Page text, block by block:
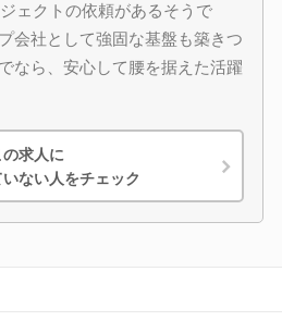
ェクトの依頼があるそうで
会社として強固な基盤も築きつ
なら、安心して腰を据えた活躍
求人に
ない人をチェック